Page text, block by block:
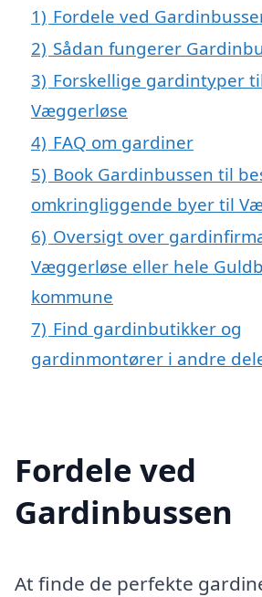
1) Fordele ved
2) Sådan fungerer
3) Forskellige gardintyper
Væggerløse
4) FAQ om gardiner
5) Book Gardinbussen til
omkringliggende byer til
6) Oversigt over
Væggerløse eller hele
kommune
7) Find gardinbutikker og
gardinmontører i andre
Fordele ved
Gardinbussen
At finde de perfekte